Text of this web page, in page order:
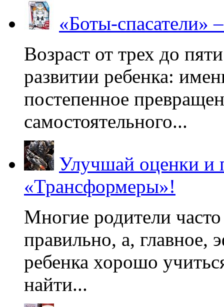
«Боты-спасатели»
Возраст от трех до
развитии ребенка:
постепенное
самостоятельного...
Улучшай оценки и
«Трансформеры»!
Многие родители
правильно, а, главное,
ребенка хорошо
найти...